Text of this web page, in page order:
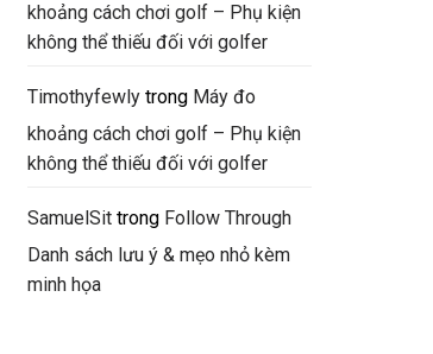
khoảng cách chơi golf – Phụ kiện
không thể thiếu đối với golfer
Timothyfewly trong Máy đo
khoảng cách chơi golf – Phụ kiện
không thể thiếu đối với golfer
SamuelSit trong Follow Through
Danh sách lưu ý & mẹo nhỏ kèm
minh họa